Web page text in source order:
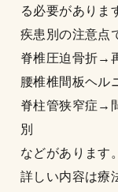
る必要がありま
疾患別の注意点
脊椎圧迫骨折→
腰椎椎間板ヘル
脊柱管狭窄症→
別
などがあります。
詳しい内容は療